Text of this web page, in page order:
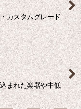
カスタムグレード
まれた楽器や中低